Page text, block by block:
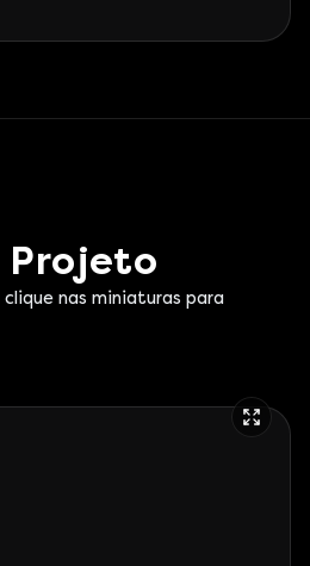
Projeto
nas miniaturas para